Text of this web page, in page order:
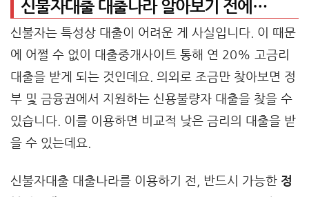
신불자대출 대출나라 알아보기 전에…
신불자는 특성상 대출이 어려운 게 사실입니다. 이 때문
에 어쩔 수 없이 대출중개사이트 통해 연 20% 고금리
대출을 받게 되는 것인데요. 의외로 조금만 찾아보면 정
부 및 금융권에서 지원하는 신용불량자 대출을 찾을 수
있습니다. 이를 이용하면 비교적 낮은 금리의 대출을 받
을 수 있는데요.
신불자대출 대출나라를 이용하기 전, 반드시 가능한 정